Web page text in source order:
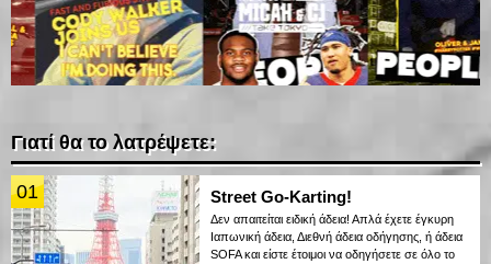
Γιατί θα το λατρέψετε:
01 Street Go-Karting!
Δεν απαιτείται ειδική άδεια! Απλά έχετε έγκυρη
Ιαπωνική άδεια, Διεθνή άδεια οδήγησης, ή άδεια
SOFA και είστε έτοιμοι να οδηγήσετε σε όλο το